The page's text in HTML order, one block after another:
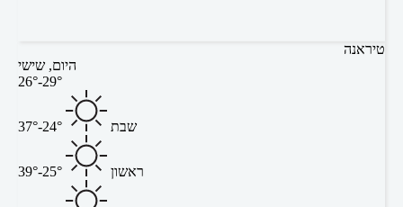
טיראנה
היום, שישי
26°-29°
שבת 24°-37°
ראשון 25°-39°